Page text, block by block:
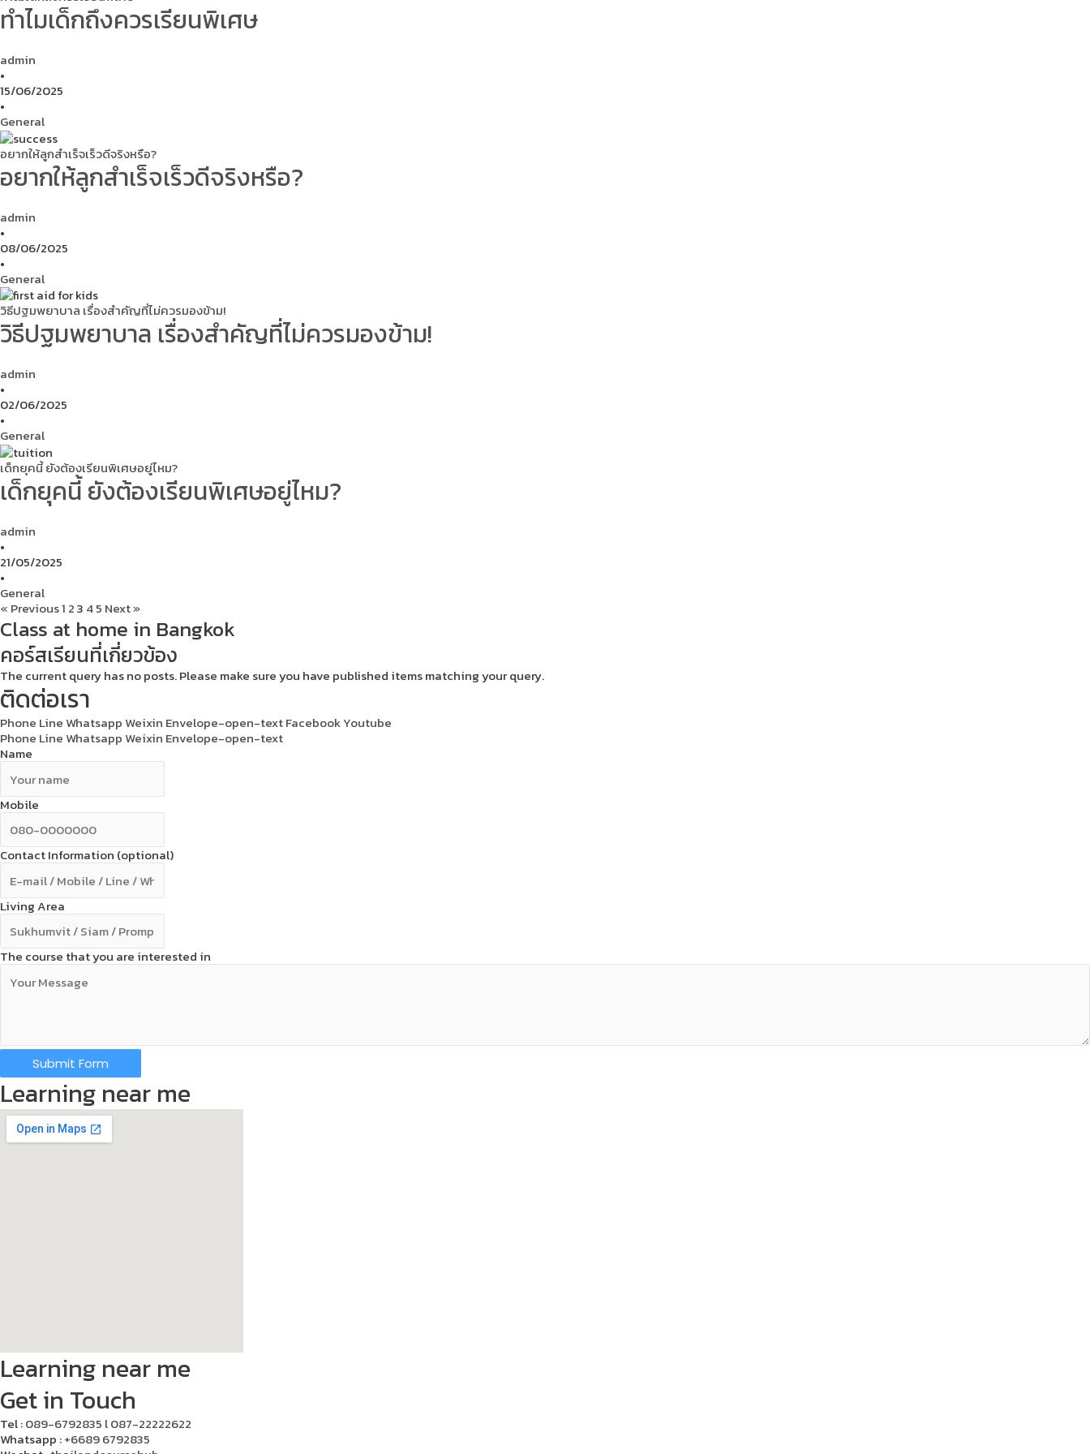
ทำไมเด็กถึงควรเรียนพิเศษ
admin
•
15/06/2025
•
General
อยากให้ลูกสำเร็จเร็วดีจริงหรือ?
อยากให้ลูกสำเร็จเร็วดีจริงหรือ?
admin
•
08/06/2025
•
General
วิธีปฐมพยาบาล เรื่องสำคัญที่ไม่ควรมองข้าม!
วิธีปฐมพยาบาล เรื่องสำคัญที่ไม่ควรมองข้าม!
admin
•
02/06/2025
•
General
เด็กยุคนี้ ยังต้องเรียนพิเศษอยู่ไหม?
เด็กยุคนี้ ยังต้องเรียนพิเศษอยู่ไหม?
admin
•
21/05/2025
•
General
« Previous1 23 45 Next »
Class at home in Bangkok
คอร์สเรียนที่เกี่ยวข้อง
The current query has no posts. Please make sure you have published items matching your query.
ติดต่อเรา
Phone Line Whatsapp Weixin Envelope-open-textFacebookYoutube
Phone Line Whatsapp Weixin Envelope-open-text
Name
Mobile
Contact Information (optional)
Living Area
The course that you are interested in
Submit Form
Learning near me
Learning near me
Get in Touch
Tel :089-6792835 l 087-22222622
Whatsapp :+6689 6792835